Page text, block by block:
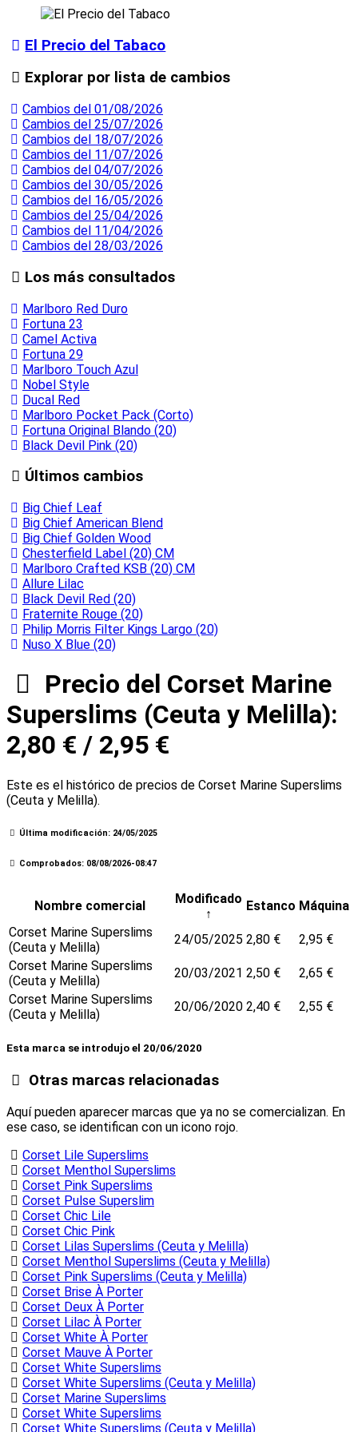
El Precio del Tabaco
Explorar por lista de cambios
Cambios del 01/08/2026
Cambios del 25/07/2026
Cambios del 18/07/2026
Cambios del 11/07/2026
Cambios del 04/07/2026
Cambios del 30/05/2026
Cambios del 16/05/2026
Cambios del 25/04/2026
Cambios del 11/04/2026
Cambios del 28/03/2026
Los más consultados
Marlboro Red Duro
Fortuna 23
Camel Activa
Fortuna 29
Marlboro Touch Azul
Nobel Style
Ducal Red
Marlboro Pocket Pack (Corto)
Fortuna Original Blando (20)
Black Devil Pink (20)
Últimos cambios
Big Chief Leaf
Big Chief American Blend
Big Chief Golden Wood
Chesterfield Label (20) CM
Marlboro Crafted KSB (20) CM
Allure Lilac
Black Devil Red (20)
Fraternite Rouge (20)
Philip Morris Filter Kings Largo (20)
Nuso X Blue (20)
Precio del Corset Marine
Superslims (Ceuta y Melilla):
2,80 € / 2,95 €
Este es el histórico de precios de Corset Marine Superslims
(Ceuta y Melilla).
Última modificación: 24/05/2025
Comprobados: 08/08/2026-08:47
Nombre comercial
Modificado
↑
Estanco Máquina
Corset Marine Superslims
(Ceuta y Melilla)
24/05/2025 2,80 €
2,95 €
Corset Marine Superslims
(Ceuta y Melilla)
20/03/2021 2,50 €
2,65 €
Corset Marine Superslims
(Ceuta y Melilla)
20/06/2020 2,40 € 2,55 €
Esta marca se introdujo el 20/06/2020
Otras marcas relacionadas
Aquí pueden aparecer marcas que ya no se comercializan. En
ese caso, se identifican con un icono rojo.
Corset Lile Superslims
Corset Menthol Superslims
Corset Pink Superslims
Corset Pulse Superslim
Corset Chic Lile
Corset Chic Pink
Corset Lilas Superslims (Ceuta y Melilla)
Corset Menthol Superslims (Ceuta y Melilla)
Corset Pink Superslims (Ceuta y Melilla)
Corset Brise À Porter
Corset Deux À Porter
Corset Lilac À Porter
Corset White À Porter
Corset Mauve À Porter
Corset White Superslims
Corset White Superslims (Ceuta y Melilla)
Corset Marine Superslims
Corset White Superslims
Corset White Superslims (Ceuta y Melilla)